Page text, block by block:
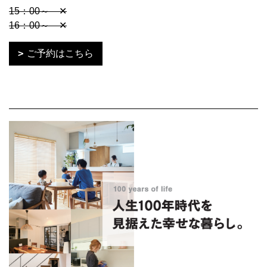
15：00～ ✕
16：00～ ✕
ご予約はこちら